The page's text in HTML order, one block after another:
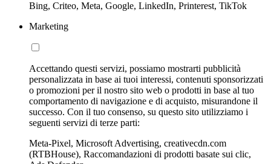
Bing, Criteo, Meta, Google, LinkedIn, Printerest, TikTok
Marketing
Accettando questi servizi, possiamo mostrarti pubblicità
personalizzata in base ai tuoi interessi, contenuti sponsorizzati
o promozioni per il nostro sito web o prodotti in base al tuo
comportamento di navigazione e di acquisto, misurandone il
successo. Con il tuo consenso, su questo sito utilizziamo i
seguenti servizi di terze parti:
Meta-Pixel, Microsoft Advertising, creativecdn.com
(RTBHouse), Raccomandazioni di prodotti basate sui clic,